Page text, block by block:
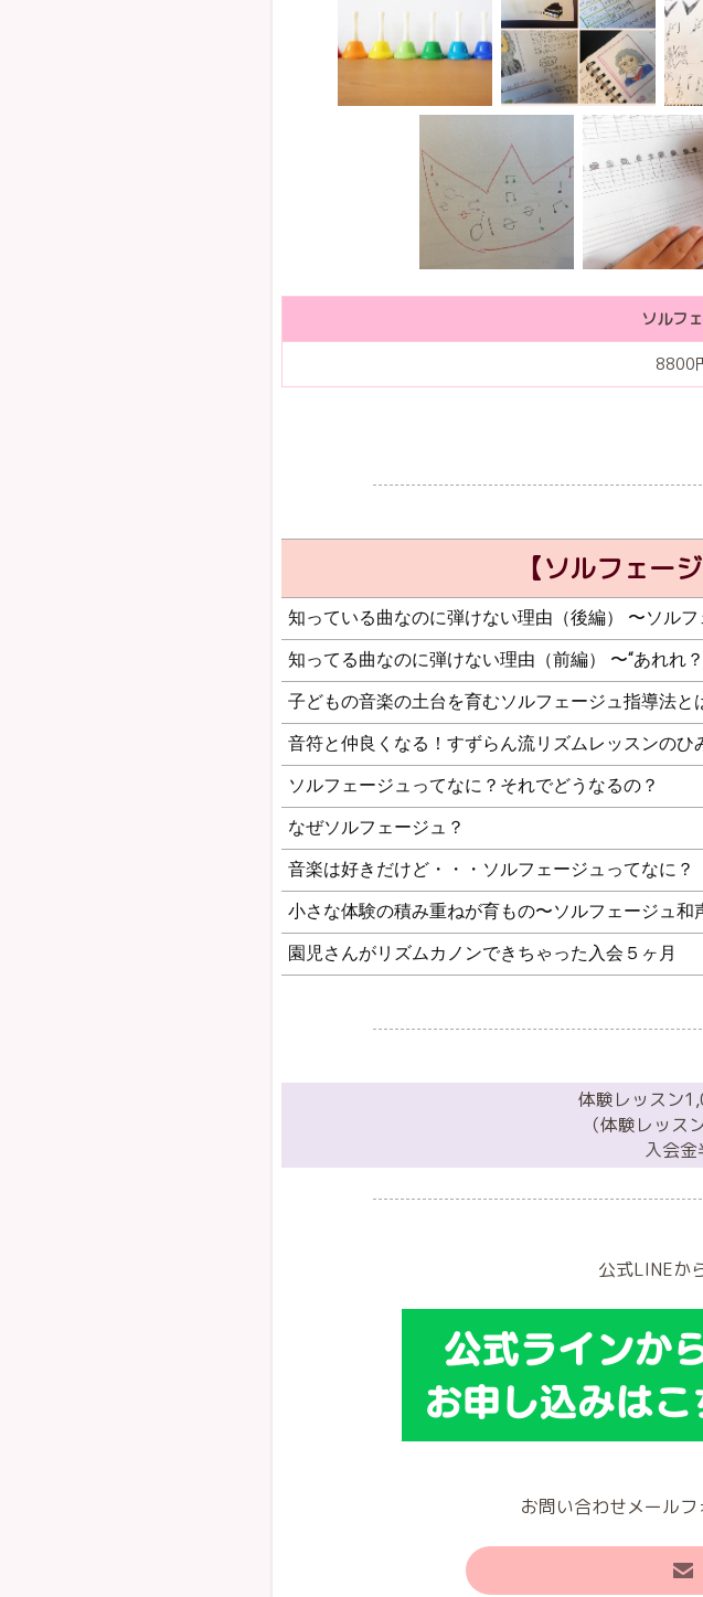
ソルフ
8800
【ソルフェー
知っている曲なのに弾けない理由（後編） 〜ソル
知ってる曲なのに弾けない理由（前編） 〜“あれれ
子どもの音楽の土台を育むソルフェージュ指導法と
音符と仲良くなる！すずらん流リズムレッスンのひ
ソルフェージュってなに？それでどうなるの？
なぜソルフェージュ？
音楽は好きだけど・・・ソルフェージュってなに？
小さな体験の積み重ねが育もの〜ソルフェージュ和
園児さんがリズムカノンできちゃった入会５ヶ月
体験レッスン
（体験レッス
入会金
公式LINEか
お問い合わせメール